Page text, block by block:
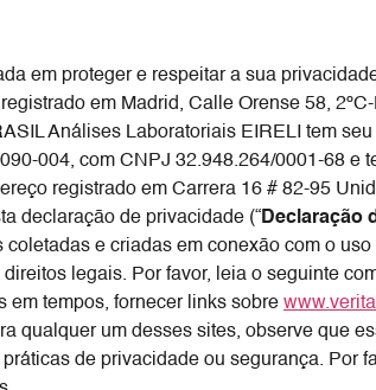
em proteger e respeitar a sua
em Madrid, Calle Orense 58,
Análises Laboratoriais EIRELI tem
004, com CNPJ 32.948.264/0001-68 e
registrado em Carrera 16 # 82-95
declaração de privacidade (“Declaração
e criadas em conexão com o
legais. Por favor, leia o seguinte
em tempos, fornecer links sobre
qualquer um desses sites, observe que
de privacidade ou segurança. Por